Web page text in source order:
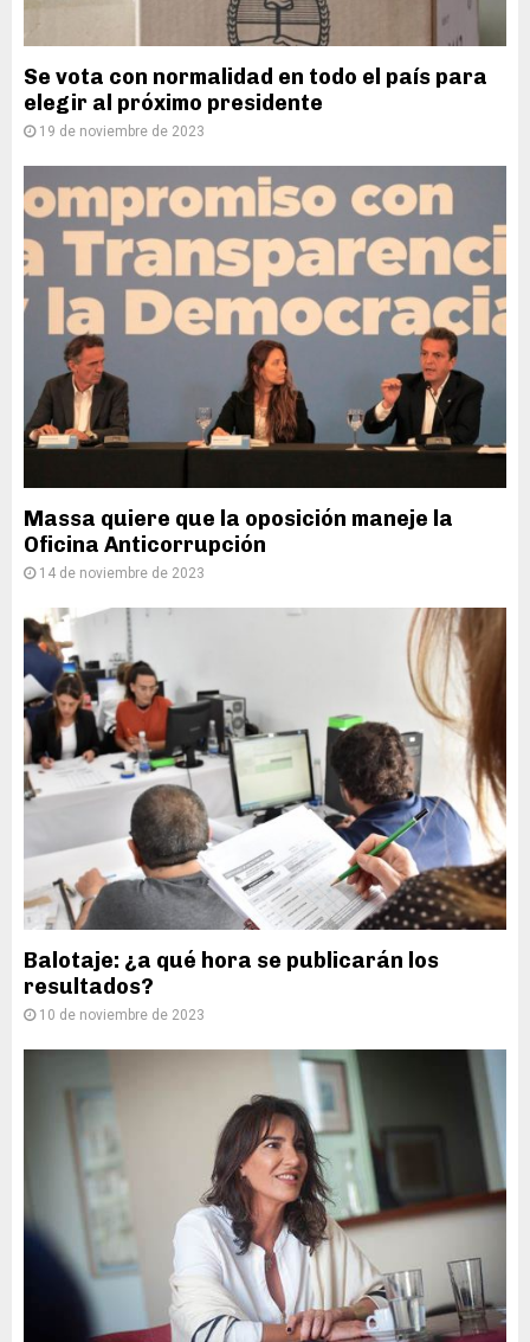
Se vota con normalidad en todo el país para
elegir al próximo presidente
19 de noviembre de 2023
Massa quiere que la oposición maneje la
Oficina Anticorrupción
14 de noviembre de 2023
Balotaje: ¿a qué hora se publicarán los
resultados?
10 de noviembre de 2023